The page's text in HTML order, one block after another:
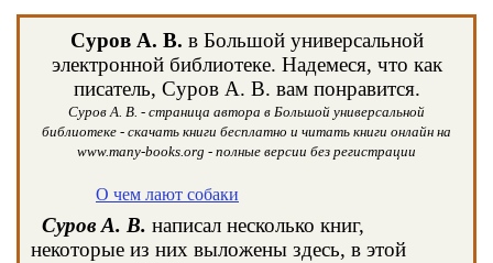
Суров А. В. в Большой универсальной
электронной библиотеке. Надемеся, что как
писатель, Суров А. В. вам понравится.
Суров А. В. - страница автора в Большой универсальной
библиотеке - скачать книги бесплатно и читать книги онлайн на
www.many-books.org - полные версии без регистрации
О чем лают собаки
Суров А. В. написал несколько книг,
некоторые из них выложены здесь, в этой